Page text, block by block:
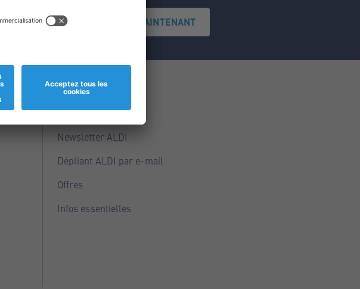
S'INSCRIRE MAINTENANT
Service
Points ALDI
Newsletter ALDI
Dépliant ALDI par e-mail
Offres
Infos essentielles